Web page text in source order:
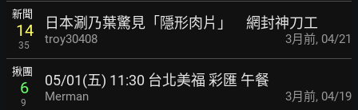
新聞
14
35
日本涮乃葉驚見「隱形肉片」 網封神刀工
troy30408 3月前, 04/21
揪團
6
9
05/01(五) 11:30 台北美福 彩匯 午餐
Merman 3月前, 04/19